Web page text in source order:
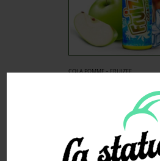
COLA POMME – FRUIZEE
Souhaits
Voir produit